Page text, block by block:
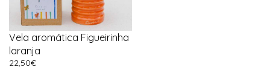
Vela aromática Figueirinha
laranja
22,50€